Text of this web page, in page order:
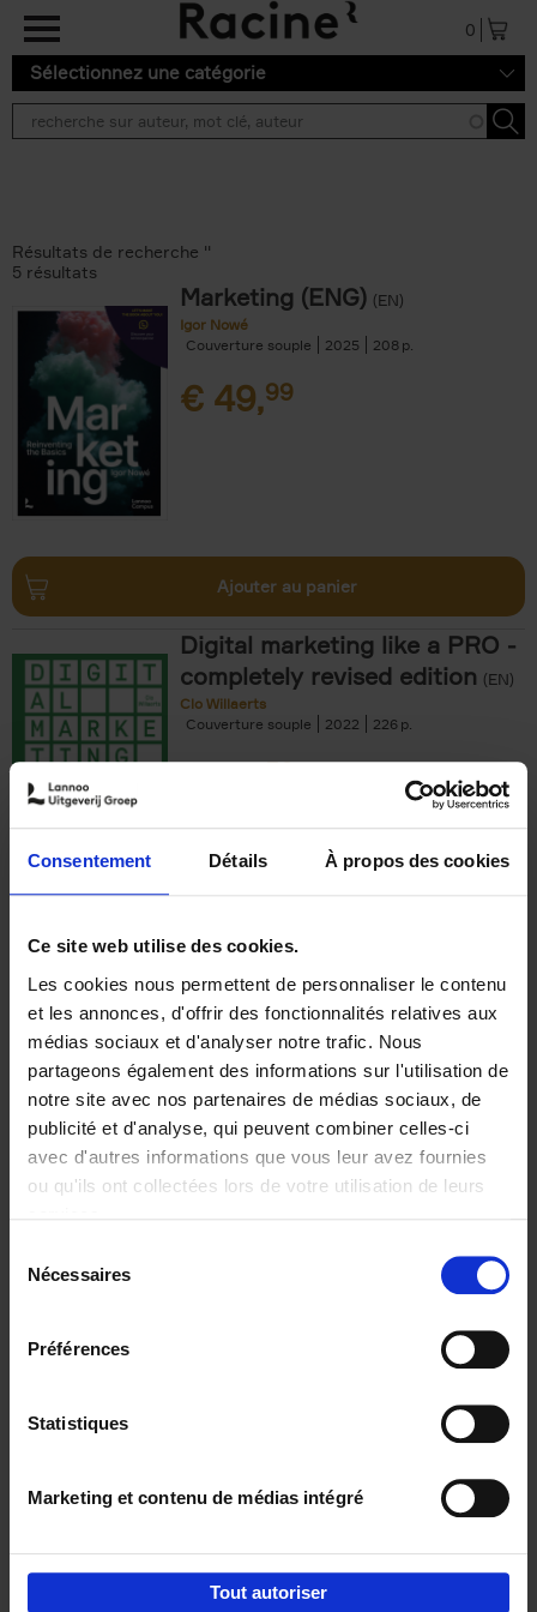
Consentement Détails À propos des cookies
Ce site web utilise des cookies.
Les cookies nous permettent de personnaliser le contenu
et les annonces, d'offrir des fonctionnalités relatives aux
médias sociaux et d'analyser notre trafic. Nous
partageons également des informations sur l'utilisation de
notre site avec nos partenaires de médias sociaux, de
publicité et d'analyse, qui peuvent combiner celles-ci
avec d'autres informations que vous leur avez fournies
ou qu'ils ont collectées lors de votre utilisation de leurs
Nécessaires
Préférences
Statistiques
Marketing et contenu de médias intégré
Tout autoriser
Aller au contenu principal
0
Sélectionnez une catégorie
Résultats de recherche ''
5 résultats
Marketing (ENG) (EN)
Igor Nowé
Couverture souple
2025 208
€ 49,99
Ajouter au panier
Digital marketing like a PRO -
completely revised edition (EN)
Clo Willaerts
Couverture souple
2022 226
€35,50
The Offer You Can't
Refuse
Steven Van Belleghem
Couverture souple
2020 256
€37,50
Building Bonds = Building